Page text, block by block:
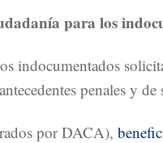
para los
indocumentados
penales y
por DACA),